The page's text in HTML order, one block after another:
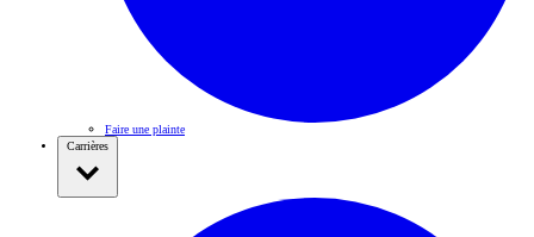
Faire une plainte
Carrières